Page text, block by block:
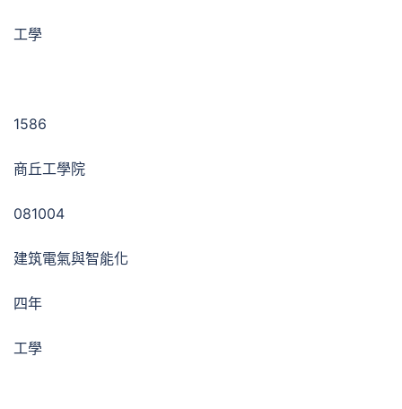
工學
1586
商丘工學院
081004
建筑電氣與智能化
四年
工學